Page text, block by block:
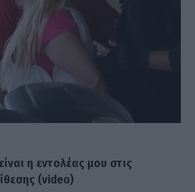
η εντολέας μου στις
(video)